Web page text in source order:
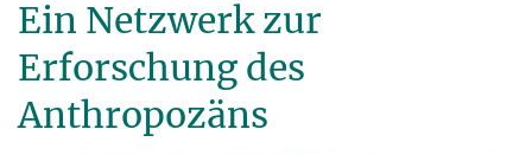
Ein Netzwerk zur
Erforschung des
Anthropozäns